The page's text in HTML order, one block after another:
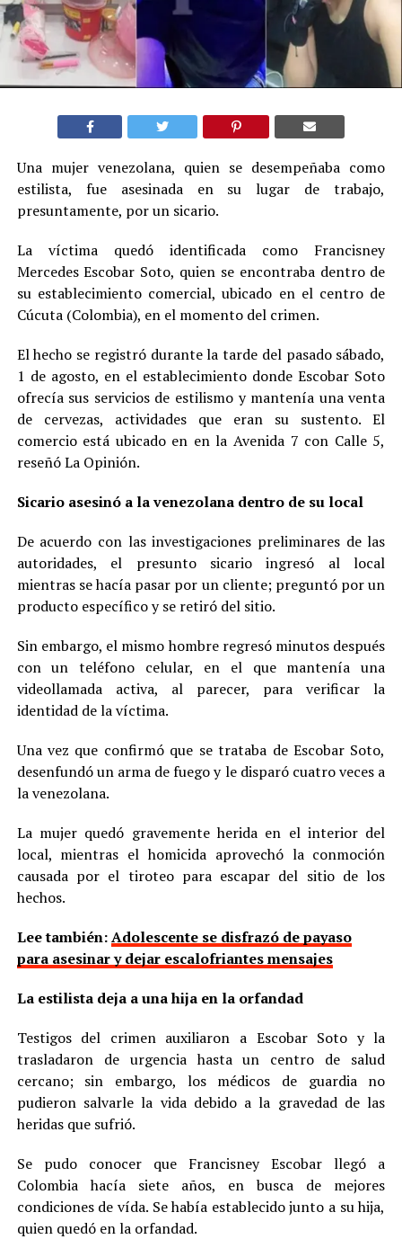
Una mujer venezolana, quien se desempeñaba como
estilista, fue asesinada en su lugar de trabajo,
presuntamente, por un sicario.
La víctima quedó identificada como Francisney
Mercedes Escobar Soto, quien se encontraba dentro de
su establecimiento comercial, ubicado en el centro de
Cúcuta (Colombia), en el momento del crimen.
El hecho se registró durante la tarde del pasado sábado,
1 de agosto, en el establecimiento donde Escobar Soto
ofrecía sus servicios de estilismo y mantenía una venta
de cervezas, actividades que eran su sustento. El
comercio está ubicado en en la Avenida 7 con Calle 5,
reseñó La Opinión.
Sicario asesinó a la venezolana dentro de su local
De acuerdo con las investigaciones preliminares de las
autoridades, el presunto sicario ingresó al local
mientras se hacía pasar por un cliente; preguntó por un
producto específico y se retiró del sitio.
Sin embargo, el mismo hombre regresó minutos después
con un teléfono celular, en el que mantenía una
videollamada activa, al parecer, para verificar la
identidad de la víctima.
Una vez que confirmó que se trataba de Escobar Soto,
desenfundó un arma de fuego y le disparó cuatro veces a
la venezolana.
La mujer quedó gravemente herida en el interior del
local, mientras el homicida aprovechó la conmoción
causada por el tiroteo para escapar del sitio de los
hechos.
Lee también:Adolescente se disfrazó de payaso
para asesinar y dejar escalofriantes mensajes
La estilista deja a una hija en la orfandad
Testigos del crimen auxiliaron a Escobar Soto y la
trasladaron de urgencia hasta un centro de salud
cercano; sin embargo, los médicos de guardia no
pudieron salvarle la vida debido a la gravedad de las
heridas que sufrió.
Se pudo conocer que Francisney Escobar llegó a
Colombia hacía siete años, en busca de mejores
condiciones de vída. Se había establecido junto a su hija,
quien quedó en la orfandad.